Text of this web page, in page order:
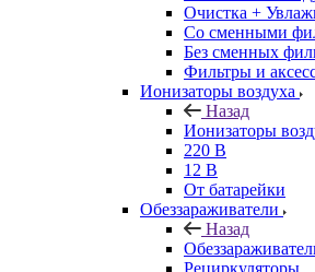
Очистка +
Cо сменными
Без сменных
Фильтры и
Ионизаторы воздуха
Назад
Ионизаторы
220 В
12 В
От батарейки
Обеззараживатели
Назад
Рециркуляторы